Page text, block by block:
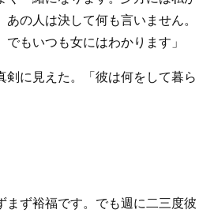
の人は決して何も言いません。
もいつも女にはわかります」
剣に見えた。「彼は何をして暮ら
まず裕福です。でも週に二三度彼